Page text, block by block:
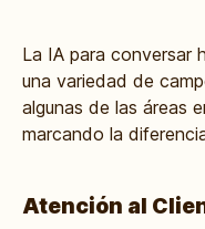
La IA para conversar
una variedad de
algunas de las áreas
marcando la
Atención al